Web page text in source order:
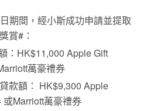
期間，經小斯成功申請並提取
賞#：
：HK$11,000 Apple Gift
萬豪禮券
款額： HK$9,300 Apple
Marriott萬豪禮券